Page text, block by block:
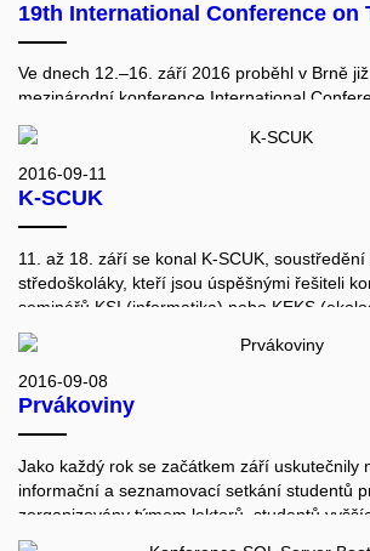
Language Resources (CBBLR). Akce se
19th International Conference on Text, Speech and
Ve dnech 12.–16. září 2016 proběhl v Brně
mezinárodní konference International
Speech and Dialogue (TSD 2016). Mezi
patřily: corpora, texts and transcription,
recognition and synthesis in scope of NL
http://www.tsdconference.org/tsd2016/
2016-09-11
K-SCUK
11. až 18. září se konal K-SCUK,
středoškoláky, kteří jsou úspěšnými řešiteli
seminářů KSI (informatika) nebo KEKS
Masarykovou univerzitou.
2016-09-08
Prvákoviny
Jako každý rok se začátkem září uskutečnily
informační a seznamovací setkání studentů
zorganizovány týmem lektorů, studentů
čtyřech dvoudenních akcích: 6.-7.9., 8.-9.9.,